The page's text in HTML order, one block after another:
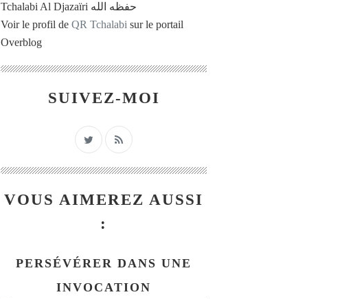
Tchalabi Al Djazaïri حفظه الله
Voir le profil de QR Tchalabi sur le portail
Overblog
SUIVEZ-MOI
VOUS AIMEREZ AUSSI
:
PERSÉVÉRER DANS UNE
INVOCATION